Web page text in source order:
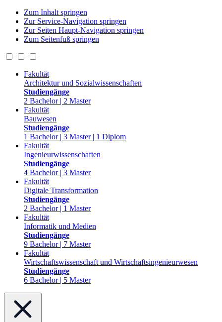
Zum Inhalt springen
Zur Service-Navigation springen
Zur Seiten Haupt-Navigation springen
Zum Seitenfuß springen
Fakultät
Architektur und Sozialwissenschaften
Studiengänge
2 Bachelor | 2 Master
Fakultät
Bauwesen
Studiengänge
1 Bachelor | 3 Master | 1 Diplom
Fakultät
Ingenieurwissenschaften
Studiengänge
4 Bachelor | 3 Master
Fakultät
Digitale Transformation
Studiengänge
2 Bachelor | 1 Master
Fakultät
Informatik und Medien
Studiengänge
9 Bachelor | 7 Master
Fakultät
Wirtschaftswissenschaft und Wirtschaftsingenieurwesen
Studiengänge
6 Bachelor | 5 Master